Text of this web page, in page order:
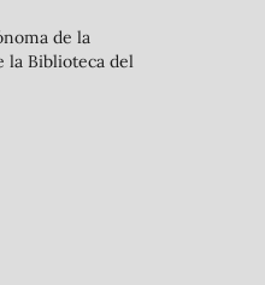
de la
la Biblioteca del